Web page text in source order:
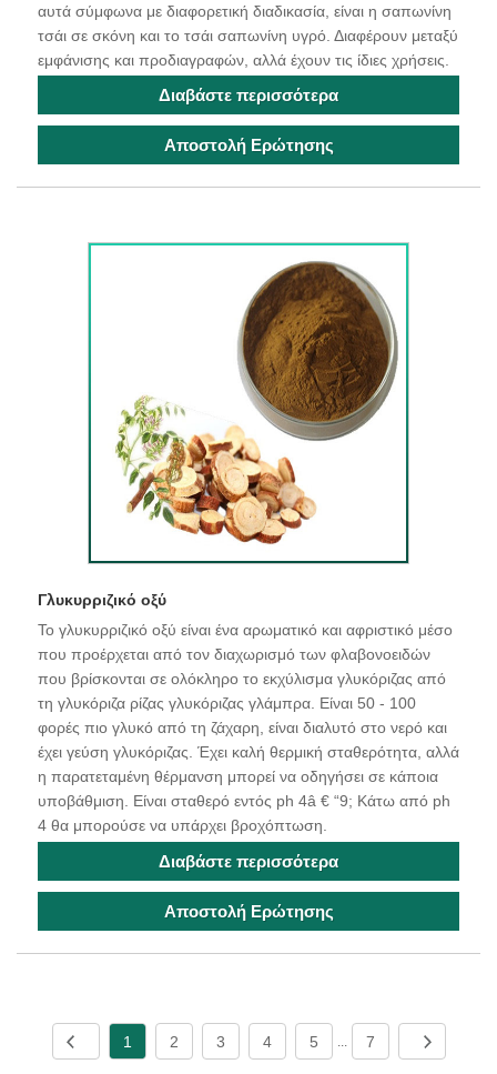
αυτά σύμφωνα με διαφορετική διαδικασία, είναι η σαπωνίνη
τσάι σε σκόνη και το τσάι σαπωνίνη υγρό. Διαφέρουν μεταξύ
εμφάνισης και προδιαγραφών, αλλά έχουν τις ίδιες χρήσεις.
Διαβάστε περισσότερα
Αποστολή Ερώτησης
Γλυκυρριζικό οξύ
Το γλυκυρριζικό οξύ είναι ένα αρωματικό και αφριστικό μέσο
που προέρχεται από τον διαχωρισμό των φλαβονοειδών
που βρίσκονται σε ολόκληρο το εκχύλισμα γλυκόριζας από
τη γλυκόριζα ρίζας γλυκόριζας γλάμπρα. Είναι 50 - 100
φορές πιο γλυκό από τη ζάχαρη, είναι διαλυτό στο νερό και
έχει γεύση γλυκόριζας. Έχει καλή θερμική σταθερότητα, αλλά
η παρατεταμένη θέρμανση μπορεί να οδηγήσει σε κάποια
υποβάθμιση. Είναι σταθερό εντός ph 4â € “9; Κάτω από ph
4 θα μπορούσε να υπάρχει βροχόπτωση.
Διαβάστε περισσότερα
Αποστολή Ερώτησης
1 2 3 4 5 ... 7